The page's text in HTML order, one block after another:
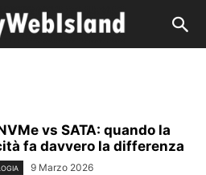
vs SATA: quando la
fa davvero la differenza
9 Marzo 2026